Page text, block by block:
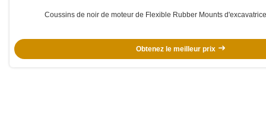
Coussins de noir de moteur de Flexible Rubber Mounts
Obtenez le meilleur prix